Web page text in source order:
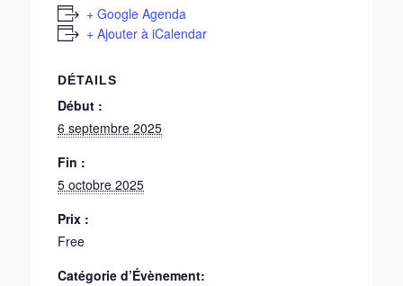
+ Google Agenda
+ Ajouter à iCalendar
DÉTAILS
Début :
6 septembre 2025
Fin :
5 octobre 2025
Prix :
Free
Catégorie d’Évènement: